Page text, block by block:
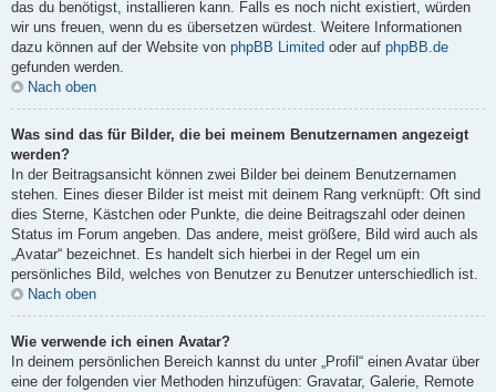
das du benötigst, installieren kann. Falls es noch nicht existiert, würden
wir uns freuen, wenn du es übersetzen würdest. Weitere Informationen
dazu können auf der Website von phpBB Limited oder auf phpBB.de
gefunden werden.
Nach oben
Was sind das für Bilder, die bei meinem Benutzernamen angezeigt
werden?
In der Beitragsansicht können zwei Bilder bei deinem Benutzernamen
stehen. Eines dieser Bilder ist meist mit deinem Rang verknüpft: Oft sind
dies Sterne, Kästchen oder Punkte, die deine Beitragszahl oder deinen
Status im Forum angeben. Das andere, meist größere, Bild wird auch als
„Avatar“ bezeichnet. Es handelt sich hierbei in der Regel um ein
persönliches Bild, welches von Benutzer zu Benutzer unterschiedlich ist.
Nach oben
Wie verwende ich einen Avatar?
In deinem persönlichen Bereich kannst du unter „Profil“ einen Avatar über
eine der folgenden vier Methoden hinzufügen: Gravatar, Galerie, Remote